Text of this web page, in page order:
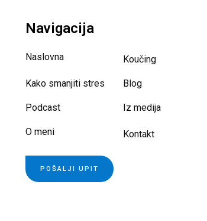
Navigacija
Naslovna Koučing
Kako smanjiti stres Blog
Podcast Iz medija
O meni Kontakt
POŠALJI UPIT